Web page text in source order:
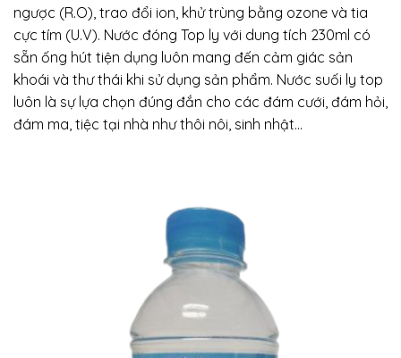
ngược (R.O), trao đổi ion, khử trùng bằng ozone và tia
cực tím (U.V). Nước đóng Top ly với dung tích 230ml có
sẵn ống hút tiện dụng luôn mang đến cảm giác sản
khoái và thư thái khi sử dụng sản phẩm. Nước suối ly top
luôn là sự lựa chọn đúng đắn cho các đám cưới, đám hỏi,
đám ma, tiệc tại nhà như thôi nôi, sinh nhật…